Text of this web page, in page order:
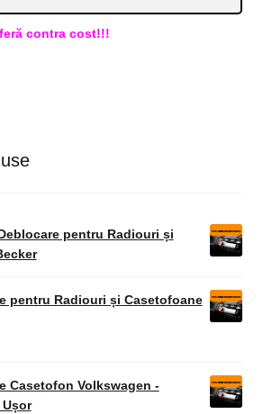
contra cost!!!
pentru Radiouri și
pentru Radiouri și Casetofoane
Casetofon Volkswagen -
Ușor